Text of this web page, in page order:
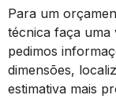
Para um
técnica faça uma
pedimos
dimensões,
estimativa mais